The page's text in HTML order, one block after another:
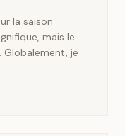
la saison
mais le
Globalement, je